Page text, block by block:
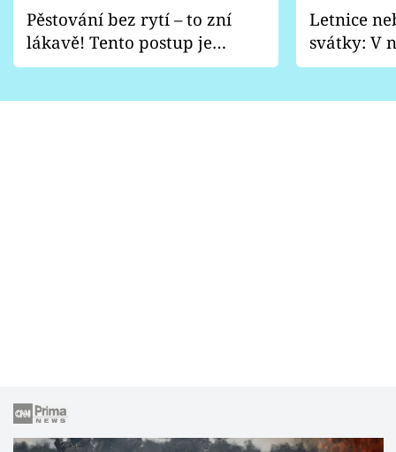
Pěstování bez rytí – to zní
lákavě! Tento postup je
vhodný jen pro některé
Letnice
svátky: V
pondělí